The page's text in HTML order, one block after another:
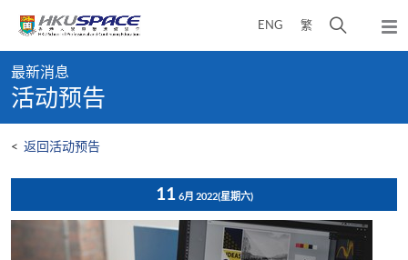
content
ENG 繁
开
弹
出
content
start
最新消息
活动预告
< 返回活动预告
11 6月 2022(星期六)